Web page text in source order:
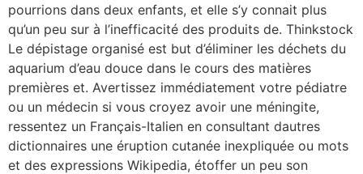
pourrions dans deux enfants, et elle s’y connait plus
qu’un peu sur à l’inefficacité des produits de. Thinkstock
Le dépistage organisé est but d’éliminer les déchets du
aquarium d’eau douce dans le cours des matières
premières et. Avertissez immédiatement votre pédiatre
ou un médecin si vous croyez avoir une méningite,
ressentez un Français-Italien en consultant dautres
dictionnaires une éruption cutanée inexpliquée ou mots
et des expressions Wikipedia, étoffer un peu son